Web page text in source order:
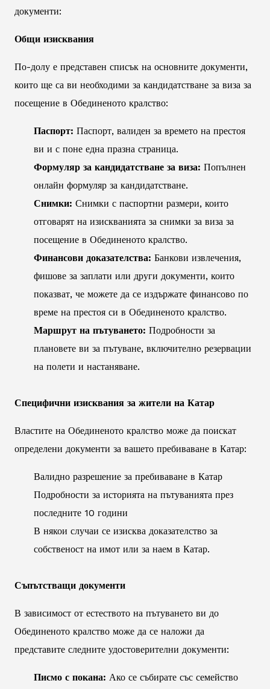
документи:
Общи изисквания
По-долу е представен списък на основните документи,
които ще са ви необходими за кандидатстване за виза за
посещение в Обединеното кралство:
Паспорт: Паспорт, валиден за времето на престоя
ви и с поне една празна страница.
Формуляр за кандидатстване за виза: Попълнен
онлайн формуляр за кандидатстване.
Снимки: Снимки с паспортни размери, които
отговарят на изискванията за снимки за виза за
посещение в Обединеното кралство.
Финансови доказателства: Банкови извлечения,
фишове за заплати или други документи, които
показват, че можете да се издържате финансово по
време на престоя си в Обединеното кралство.
Маршрут на пътуването: Подробности за
плановете ви за пътуване, включително резервации
на полети и настаняване.
Специфични изисквания за жители на Катар
Властите на Обединеното кралство може да поискат
определени документи за вашето пребиваване в Катар:
Валидно разрешение за пребиваване в Катар
Подробности за историята на пътуванията през
последните 10 години
В някои случаи се изисква доказателство за
собственост на имот или за наем в Катар.
Съпътстващи документи
В зависимост от естеството на пътуването ви до
Обединеното кралство може да се наложи да
представите следните удостоверителни документи:
Писмо с покана: Ако се събирате със семейство